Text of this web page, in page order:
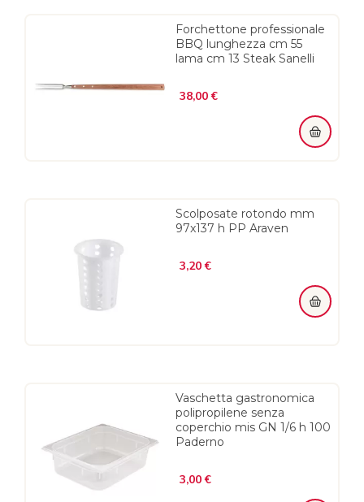
Forchettone professionale
BBQ lunghezza cm 55
lama cm 13 Steak Sanelli
38,00 €
Scolposate rotondo mm
97x137 h PP Araven
3,20 €
Vaschetta gastronomica
polipropilene senza
coperchio mis GN 1/6 h 100
Paderno
3,00 €